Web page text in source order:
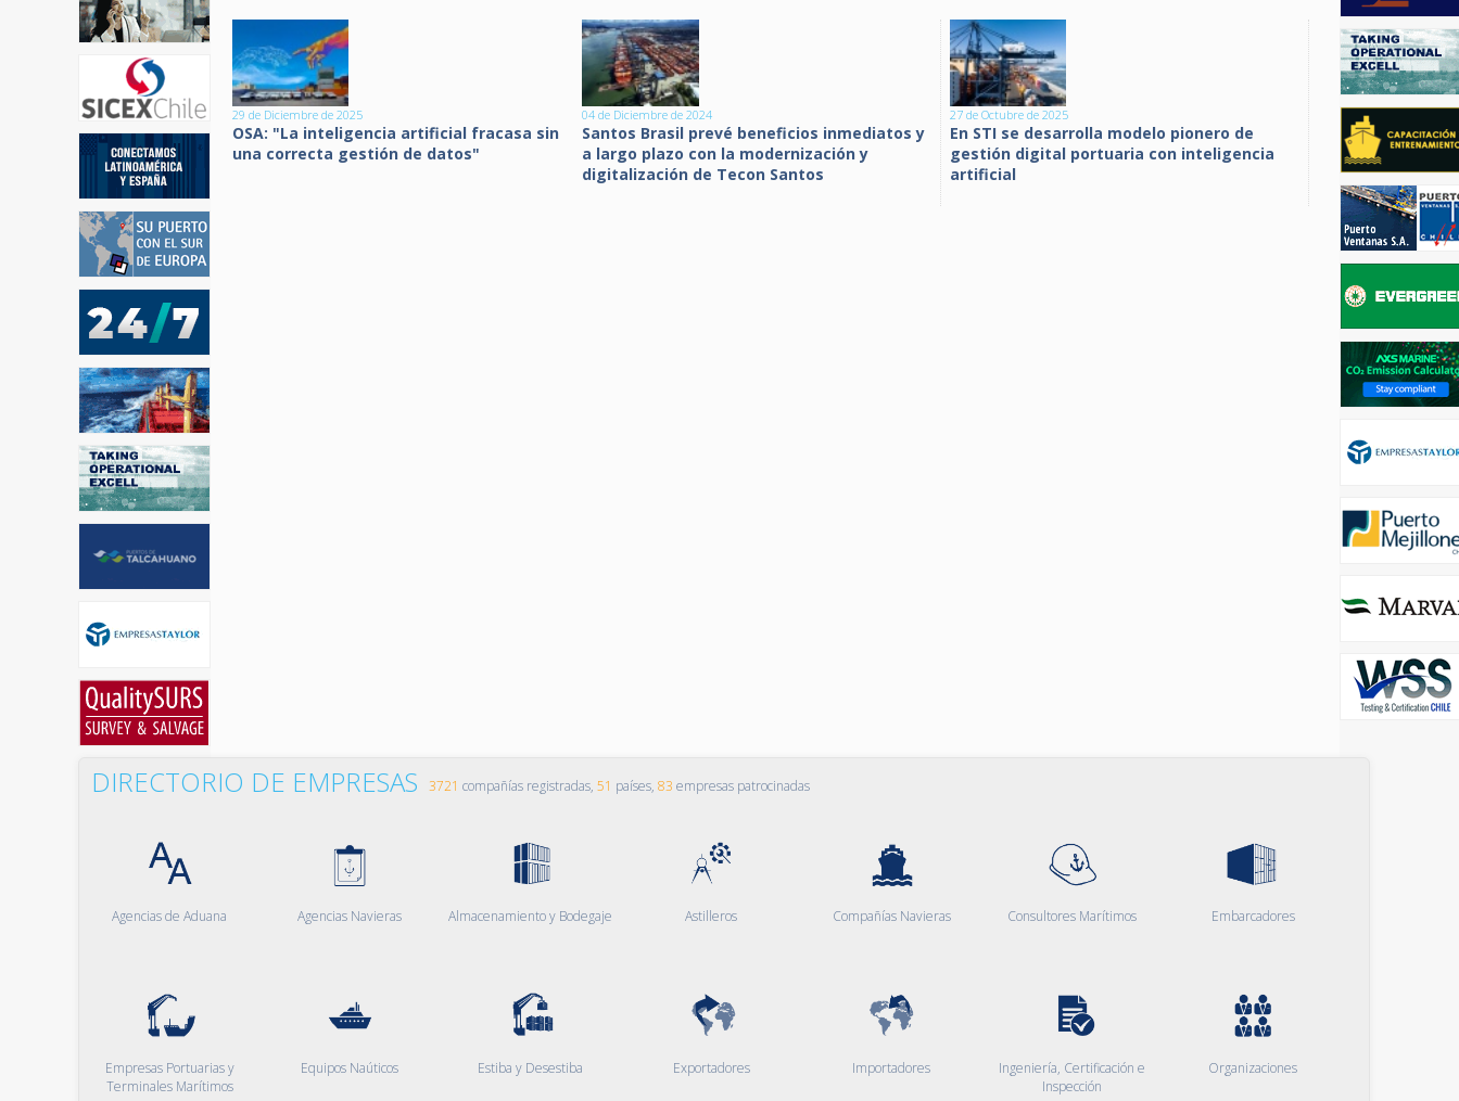
29 de Diciembre de 2025
OSA: "La inteligencia artificial fracasa sin
una correcta gestión de datos"
04 de Diciembre de 2024
Santos Brasil prevé beneficios inmediatos y
a largo plazo con la modernización y
digitalización de Tecon Santos
27 de Octubre de 2025
En STI se desarrolla modelo pionero de
gestión digital portuaria con inteligencia
artificial
DIRECTORIO DE EMPRESAS 3721 compañías registradas, 51 países, 83 empresas patrocinadas
Agencias de Aduana Agencias Navieras Almacenamiento y Bodegaje Astilleros Compañías Navieras Consultores Marítimos Embarcadores
Empresas Portuarias y
Terminales Marítimos
Equipos Naúticos Estiba y Desestiba Exportadores Importadores
Ingeniería, Certificación e
Inspección
Organizaciones